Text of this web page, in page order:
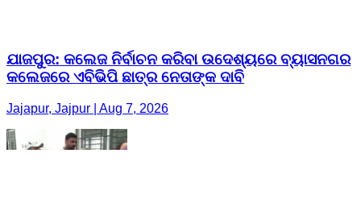
ଯାଜପୁର: କଲେଜ ନିର୍ବାଚନ କରିବା ଉଦେଶ୍ୟରେ ବ୍ୟାସନଗର
କଲେଜରେ ଏବିଭିପି ଛାତ୍ର ନେତାଙ୍କ ଦାବି
Jajapur, Jajpur | Aug 7, 2026